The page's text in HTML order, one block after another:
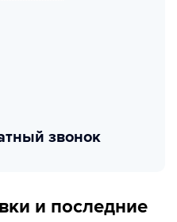
звонок
и последние